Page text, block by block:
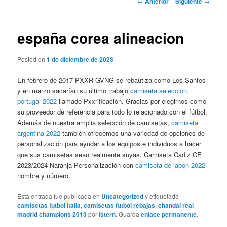
españa corea alineacion
Posted on1 de diciembre de 2023
En febrero de 2017 PXXR GVNG se rebautiza como Los Santos
y en marzo sacarían su último trabajocamiseta seleccion
portugal 2022 llamado Pxxrificación. Gracias por elegirnos como
su proveedor de referencia para todo lo relacionado con el fútbol.
Además de nuestra amplia selección de camisetas,camiseta
argentina 2022 también ofrecemos una variedad de opciones de
personalización para ayudar a los equipos e individuos a hacer
que sus camisetas sean realmente suyas. Camiseta Cadiz CF
2023/2024 Naranja Personalización concamiseta de japon 2022
nombre y número.
Esta entrada fue publicada en Uncategorizedy etiquetada
camisetas futbol italia,camisetas futbol rebajas,chandal real
madrid champions 2013poristern. Guardaenlace permanente.